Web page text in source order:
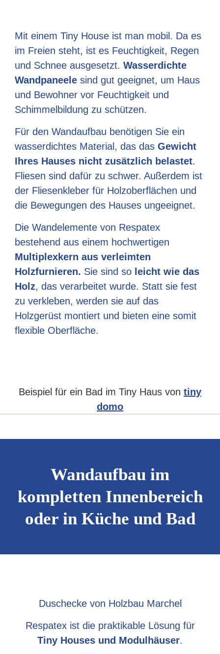
Mit einem Tiny House ist man mobil. Da es
im Freien steht, ist es Feuchtigkeit, Regen
und Schnee ausgesetzt. Wasserdichte
Wandpaneele sind gut geeignet, um Haus
und Bewohner vor Feuchtigkeit und
Schimmelbildung zu schützen.
Für den Wandaufbau benötigen Sie ein
wasserdichtes Material, das das Gewicht
Ihres Hauses nicht zusätzlich belastet.
Fliesen sind dafür zu schwer. Außerdem ist
der Fliesenkleber für Holzoberflächen und
die Bewegungen des Hauses ungeeignet.
Die Wandelemente von Respatex
bestehend aus einem hochwertigen
Multiplexkern aus verleimten
Holzfurnieren. Sie sind so leicht wie das
Holz, das verarbeitet wurde. Statt sie fest
zu verkleben, werden sie auf das
Holzgerüst montiert und bieten eine somit
flexible Oberfläche.
Beispiel für ein Bad im Tiny Haus von tiny
domo
Wandaufbau im
kompletten Innenbereich
oder in Küche und Bad
Duschecke von Holzbau Marchel
Respatex ist die praktikable Lösung für
Tiny Houses und Modulhäuser.